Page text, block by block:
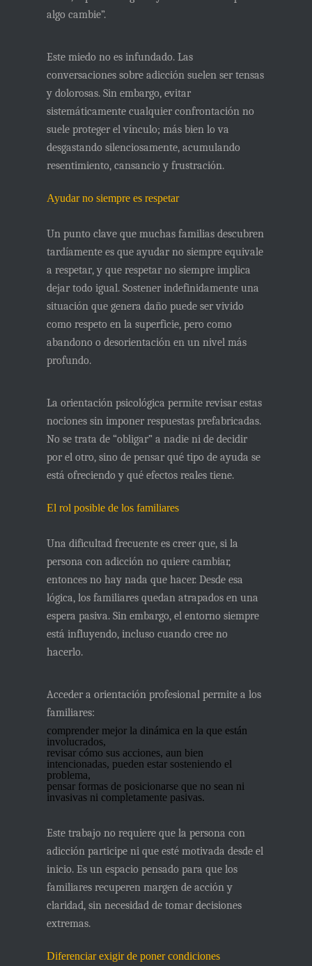
algo cambie”.
Este miedo no es infundado. Las
conversaciones sobre adicción suelen ser tensas
y dolorosas. Sin embargo, evitar
sistemáticamente cualquier confrontación no
suele proteger el vínculo; más bien lo va
desgastando silenciosamente, acumulando
resentimiento, cansancio y frustración.
Ayudar no siempre es respetar
Un punto clave que muchas familias descubren
tardíamente es queayudar no siempre equivale
a respetar, y que respetar no siempre implica
dejar todo igual. Sostener indefinidamente una
situación que genera daño puede ser vivido
como respeto en la superficie, pero como
abandono o desorientación en un nivel más
profundo.
La orientación psicológica permite revisar estas
nociones sin imponer respuestas prefabricadas.
No se trata de “obligar” a nadie ni de decidir
por el otro, sino depensar qué tipo de ayuda se
está ofreciendo y qué efectos reales tiene.
El rol posible de los familiares
Una dificultad frecuente es creer que, si la
persona con adicción no quiere cambiar,
entonces no hay nada que hacer. Desde esa
lógica, los familiares quedan atrapados en una
espera pasiva. Sin embargo, el entorno siempre
está influyendo, incluso cuando cree no
hacerlo.
Acceder a orientación profesional permite a los
familiares:
comprender mejor la dinámica en la que están
involucrados,
revisar cómo sus acciones, aun bien
intencionadas, pueden estar sosteniendo el
problema,
pensar formas de posicionarse que no sean ni
invasivas ni completamente pasivas.
Este trabajo no requiere que la persona con
adicción participe ni que esté motivada desde el
inicio. Es un espacio pensado para que los
familiaresrecuperen margen de acción y
claridad, sin necesidad de tomar decisiones
extremas.
Diferenciar exigir de poner condiciones